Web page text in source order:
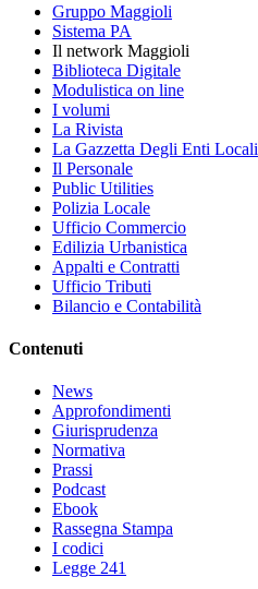
Gruppo Maggioli
Sistema PA
Il network Maggioli
Biblioteca Digitale
Modulistica on line
I volumi
La Rivista
La Gazzetta Degli Enti Locali
Il Personale
Public Utilities
Polizia Locale
Ufficio Commercio
Edilizia Urbanistica
Appalti e Contratti
Ufficio Tributi
Bilancio e Contabilità
Contenuti
News
Approfondimenti
Giurisprudenza
Normativa
Prassi
Podcast
Ebook
Rassegna Stampa
I codici
Legge 241